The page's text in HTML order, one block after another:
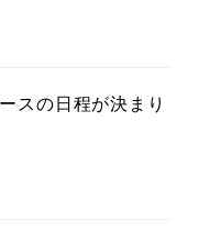
スの日程が決まり